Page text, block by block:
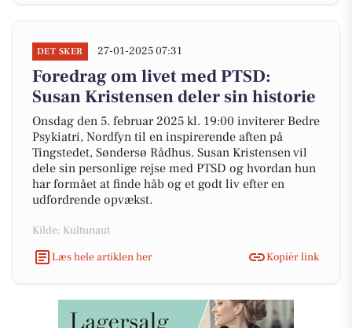
DET SKER 27-01-2025 07:31
Foredrag om livet med PTSD:
Susan Kristensen deler sin historie
Onsdag den 5. februar 2025 kl. 19:00 inviterer Bedre
Psykiatri, Nordfyn til en inspirerende aften på
Tingstedet, Søndersø Rådhus. Susan Kristensen vil
dele sin personlige rejse med PTSD og hvordan hun
har formået at finde håb og et godt liv efter en
udfordrende opvækst.
Kilde: Kultunaut
Læs hele artiklen her
Kopiér link